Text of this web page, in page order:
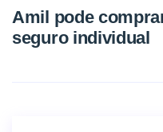
Amil pode
seguro individual